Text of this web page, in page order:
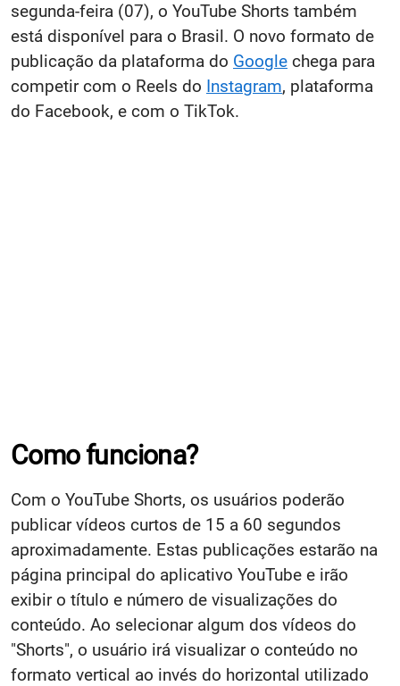
segunda-feira (07), o YouTube Shorts também
está disponível para o Brasil. O novo formato de
publicação da plataforma do Google chega para
competir com o Reels do Instagram, plataforma
do Facebook, e com o TikTok.
Como funciona?
Com o YouTube Shorts, os usuários poderão
publicar vídeos curtos de 15 a 60 segundos
aproximadamente. Estas publicações estarão na
página principal do aplicativo YouTube e irão
exibir o título e número de visualizações do
conteúdo. Ao selecionar algum dos vídeos do
"Shorts", o usuário irá visualizar o conteúdo no
formato vertical ao invés do horizontal utilizado